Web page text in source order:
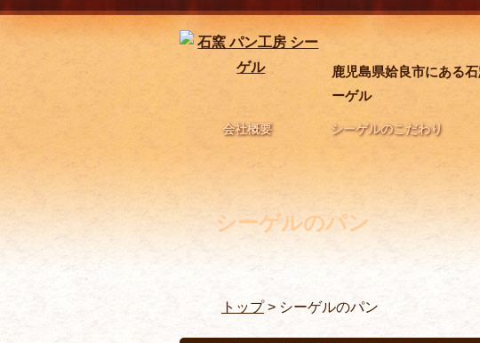
鹿児島県姶良市にある
ーゲル
会社概要 シーゲルのこだわり
シーゲルのパン
トップ> シーゲルのパン